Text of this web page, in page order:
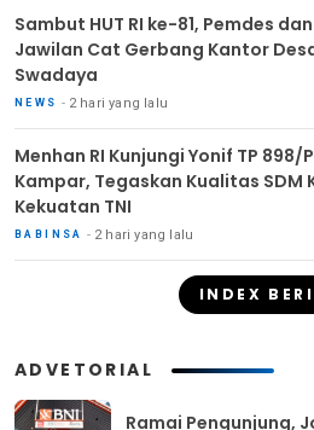
Sambut HUT RI ke-81, Pemdes dan
Jawilan Cat Gerbang Kantor
Swadaya
NEWS 2 hari yang lalu
Menhan RI Kunjungi Yonif TP 898/
Kampar, Tegaskan Kualitas SDM
Kekuatan TNI
BABINSA 2 hari yang lalu
INDEX
ADVETORIAL
Ramai Pengunjung,